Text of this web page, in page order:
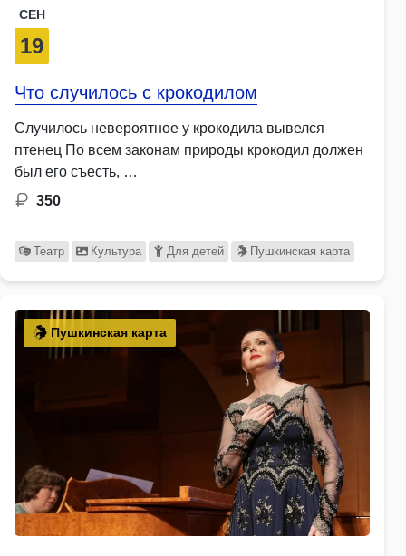
СЕН
19
Что случилось с крокодилом
Случилось невероятное у крокодила вывелся
птенец По всем законам природы крокодил должен
был его съесть, …
350
Театр Культура Для детей Пушкинская карта
Пушкинская карта